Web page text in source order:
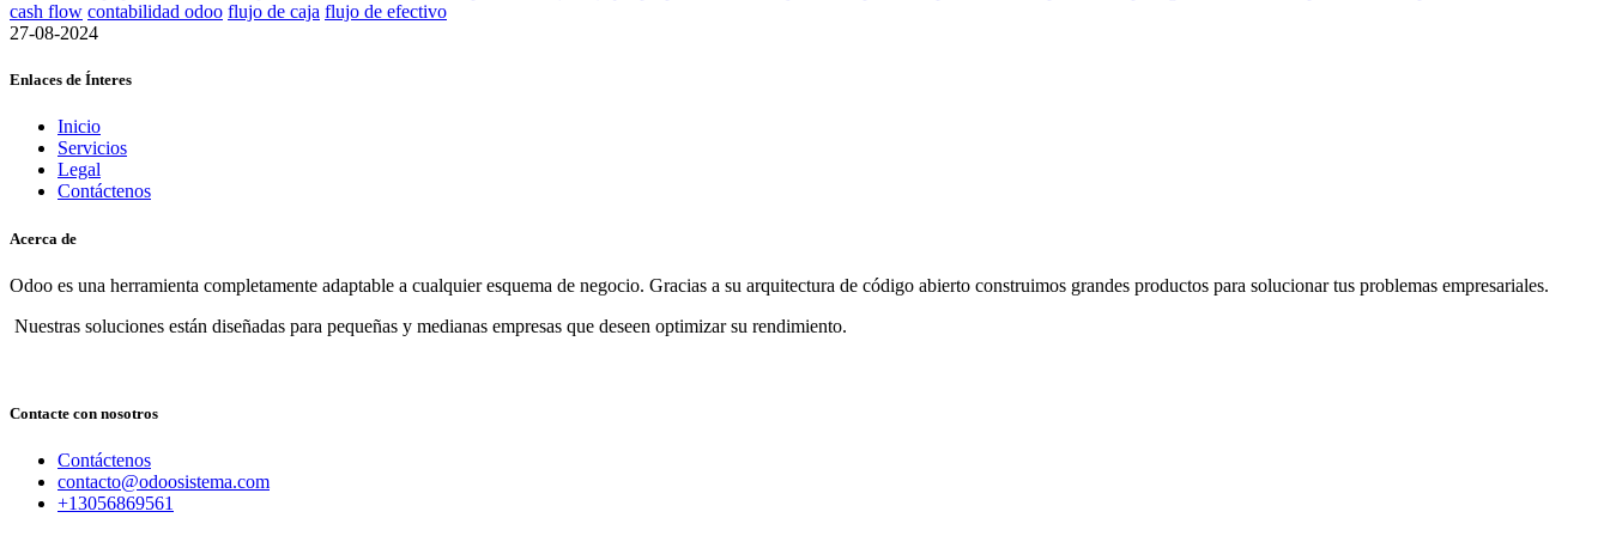
cash flow contabilidad odoo flujo de caja flujo de efectivo
27-08-2024
Enlaces de Ínteres
Inicio
Servicios
Legal
Contáctenos
Acerca de
Odoo es una herramienta completamente adaptable a cualquier esquema de negocio. Gracias a su arquitectura de código abierto construimos grandes productos para solucionar tus problemas empresariales.
Nuestras soluciones están diseñadas para pequeñas y medianas empresas que deseen optimizar su rendimiento.
Contacte con nosotros
Contáctenos
contacto@odoosistema.com
+13056869561